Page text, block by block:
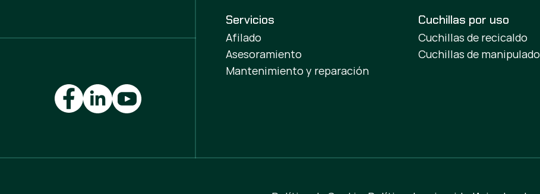
Servicios
Afilado
Asesoramiento
Mantenimiento y reparación
Cuchillas por uso
Cuchillas de recicaldo
Cuchillas de manipulado